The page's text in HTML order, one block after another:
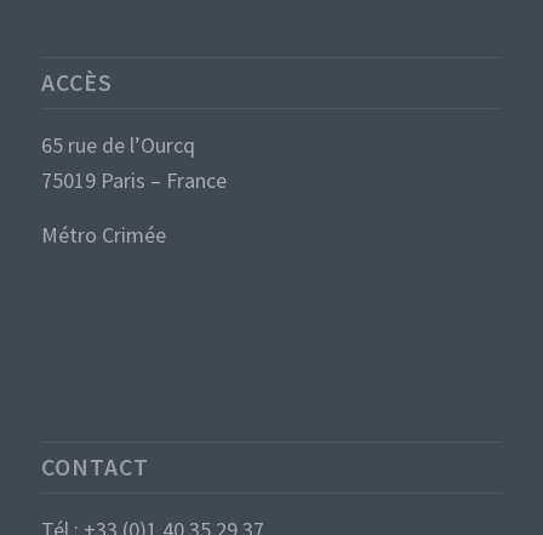
ACCÈS
65 rue de l’Ourcq
75019 Paris – France
Métro Crimée
CONTACT